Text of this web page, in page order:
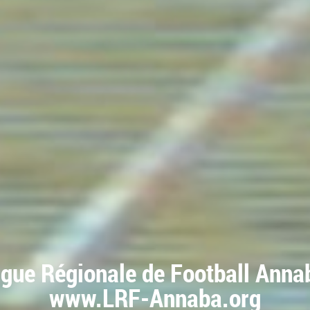
Régionale de Football
www.LRF-Annaba.org